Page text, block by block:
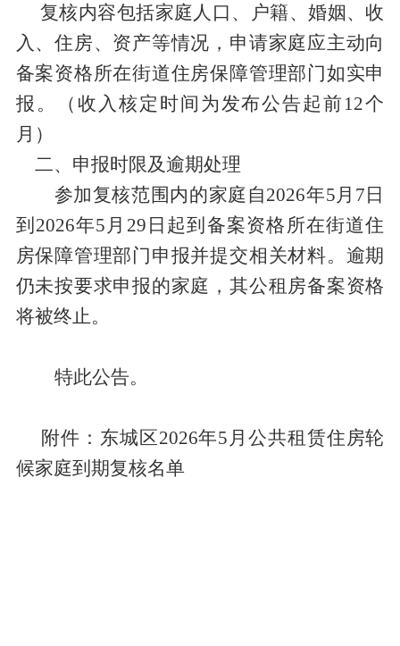
复核内容包括家庭人口、户籍、婚姻、收
入、住房、资产等情况 ，申请家庭应主动向
备案资格所在街道住房保障管理部门如实申
报 。 （收入核定时间为发布公告起前 12个
月 ）
二、申报时限及逾期处理
参加复核范围内的家庭自2026年5月7日
到2026年5月29日 起到备案资格所在街道住
房保障管理部门申报并提交相关材料。逾期
仍未按要求申报的家庭，其公租房备案资格
将被终止。
特此公告。
附件：东城区2026年5 月公共租赁住房轮
候家庭到期复核名单